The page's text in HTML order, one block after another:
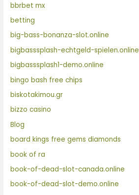
bbrbet mx
betting
big-bass-bonanza-slot.online
bigbasssplash-echtgeld-spielen.online
bigbasssplash1-demo.online
bingo bash free chips
biskotakimou.gr
bizzo casino
Blog
board kings free gems diamonds
book of ra
book-of-dead-slot-canada.online
book-of-dead-slot-demo.online